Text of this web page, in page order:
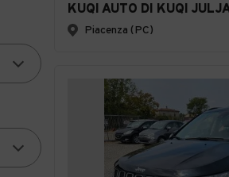
KUQI AUTO DI KUQI
Piacenza (PC)